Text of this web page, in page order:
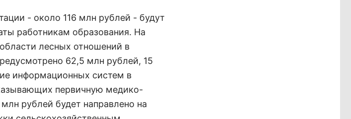
- около 116 млн рублей - будут
работникам образования. На
лесных отношений в
62,5 млн рублей, 15
информационных систем в
первичную медико-
рублей будет направлено на